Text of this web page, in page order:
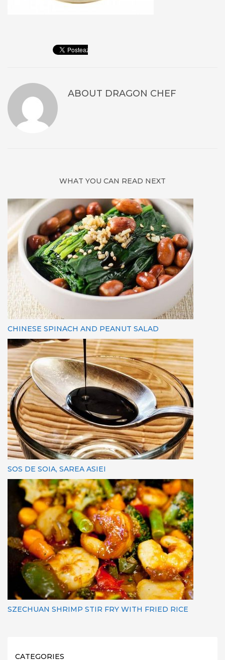
ABOUT DRAGON CHEF
WHAT YOU CAN READ NEXT
CHINESE SPINACH AND PEANUT SALAD
SOS DE SOIA, SAREA ASIEI
SZECHUAN SHRIMP STIR FRY WITH FRIED RICE
CATEGORIES